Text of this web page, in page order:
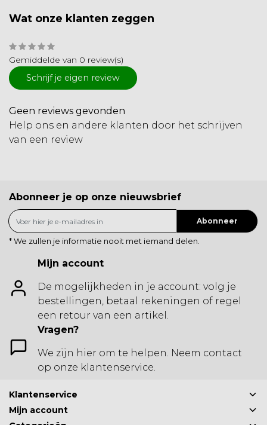
Wat onze klanten zeggen
Gemiddelde van 0 review(s)
Schrijf je eigen review
Geen reviews gevonden
Help ons en andere klanten door het schrijven
van een review
Abonneer je op onze nieuwsbrief
Abonneer
* We zullen je informatie nooit met iemand delen.
Mijn account
De mogelijkheden in je account: volg je
bestellingen, betaal rekeningen of regel
een retour van een artikel.
Vragen?
We zijn hier om te helpen. Neem contact
op onze klantenservice.
Klantenservice
Mijn account